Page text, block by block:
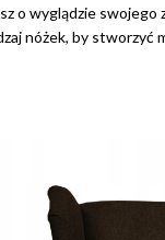
o wyglądzie swojego
nóżek, by stworzyć